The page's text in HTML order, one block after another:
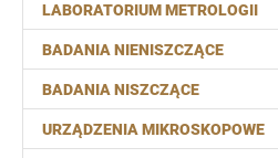
LABORATORIUM METROLOGII
BADANIA NIENISZCZĄCE
BADANIA NISZCZĄCE
URZĄDZENIA MIKROSKOPOWE